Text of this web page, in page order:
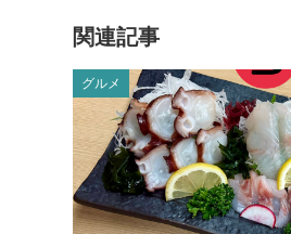
関連記事
グルメ